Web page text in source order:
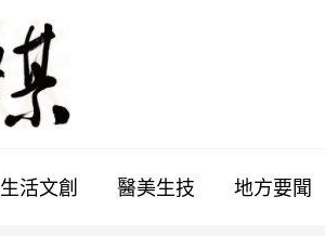
生活文創 醫美生技 地方要聞